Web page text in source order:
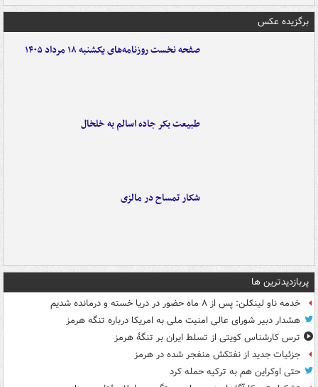
برگزیده عکس
صفحه نخست روزنامه‌های یکشنبه ۱۸ مرداد ۱۴۰۵
طبیعت بکر جاده اسالم به خلخال
شکار تمساح در مالزی
پربازدیدترین ها
خدمه ناو لینکلن: پس از ۸ ماه حضور در دریا خسته و درمانده‌ شدیم
هشدار دبیر شورای عالی امنیت ملی به امریکا درباره تنگه هرمز
ترس کارشناس کویتی از تسلط ایران بر تنگۀ هرمز
جزئیات جدید از نفتکش منفجر شده در هرمز
حتی اوکراین هم به ترکیه حمله کرد